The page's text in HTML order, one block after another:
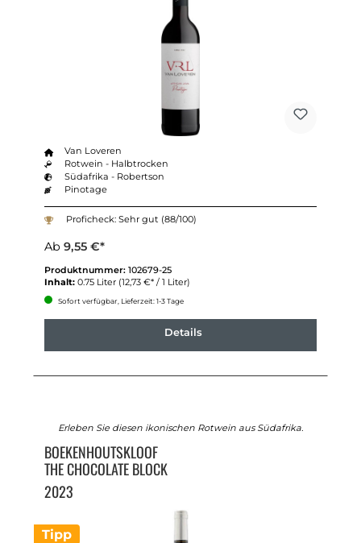
Van Loveren
Rotwein - Halbtrocken
Südafrika - Robertson
Pinotage
Proficheck: Sehr gut (88/100)
Ab 9,55 €*
Produktnummer: 102679-25
Inhalt: 0.75 Liter (12,73 €* / 1 Liter)
Sofort verfügbar, Lieferzeit: 1-3 Tage
Details
Tipp
Erleben Sie diesen ikonischen Rotwein aus Südafrika.
BOEKENHOUTSKLOOF
THE CHOCOLATE BLOCK
2023